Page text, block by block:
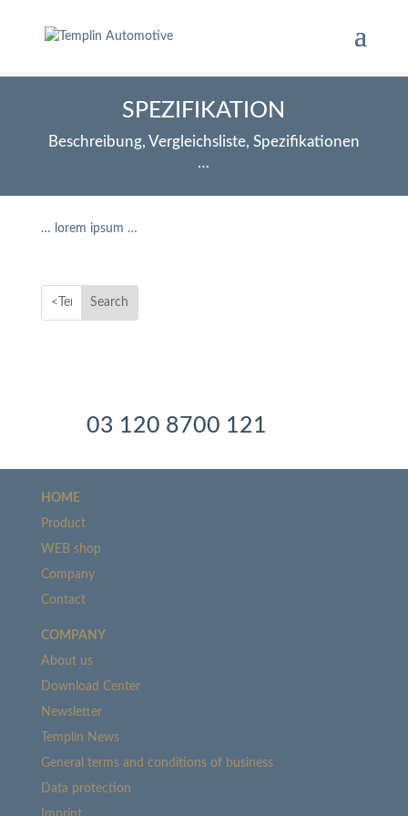
SPEZIFIKATION
Beschreibung, Vergleichsliste, Spezifikationen
…
… lorem ipsum …
03 120 8700 121
HOME
Product
WEB shop
Company
Contact
COMPANY
About us
Download Center
Newsletter
Templin News
General terms and conditions of business
Data protection